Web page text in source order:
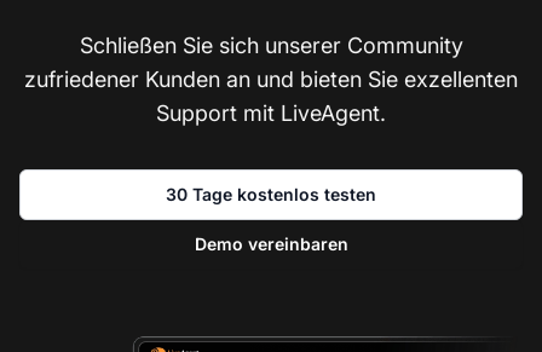
Schließen Sie sich unserer Community
zufriedener Kunden an und bieten Sie exzellenten
Support mit LiveAgent.
30 Tage kostenlos testen
Demo vereinbaren